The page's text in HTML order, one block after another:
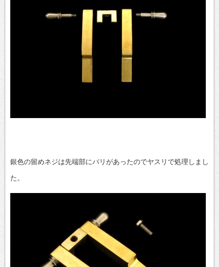
銀色の留めネジは先端部にバリがあったのでヤスリで処理しまし
た。